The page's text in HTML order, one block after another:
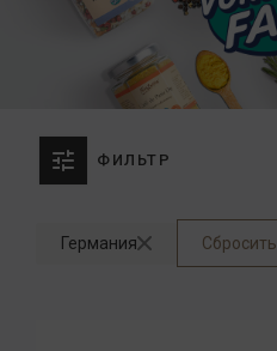
ФИЛЬТР
Германия Сбросить